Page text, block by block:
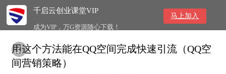
千启云创业课堂VIP
成为VIP，万G资源随心下载！
马上加入

用这个方法能在QQ空间完成快速引流（QQ空
间营销策略）